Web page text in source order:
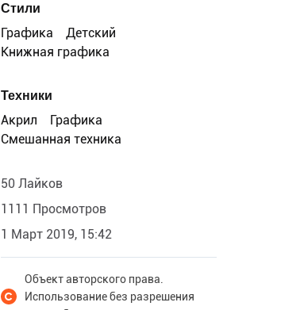
Стили
Графика
Детский
Книжная графика
Техники
Акрил
Графика
Смешанная техника
50 Лайков
1111 Просмотров
1 Март 2019, 15:42
Объект авторского права.
Использование без разрешения